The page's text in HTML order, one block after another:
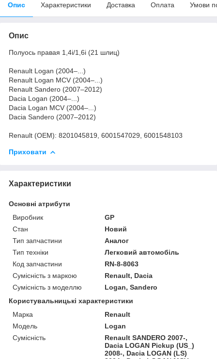
Опис Характеристики Доставка Оплата Умови
Опис
Полуось правая 1,4i/1,6i (21 шлиц)
Renault Logan (2004–...)
Renault Logan MCV (2004–...)
Renault Sandero (2007–2012)
Dacia Logan (2004–...)
Dacia Logan MCV (2004–...)
Dacia Sandero (2007–2012)
Renault (OEM): 8201045819, 6001547029, 6001548103
Приховати
Характеристики
Основні атрибути
Виробник
GP
Стан
Новий
Тип запчастини
Аналог
Тип техніки
Легковий автомобіль
Код запчастини
RN-8-8063
Сумісність з маркою
Renault, Dacia
Сумісність з моделлю
Logan, Sandero
Користувальницькі характеристики
Марка
Renault
Модель
Logan
Сумісність
Renault SANDERO 2007-,
Dacia LOGAN Pickup (US_)
2008-, Dacia LOGAN (LS)